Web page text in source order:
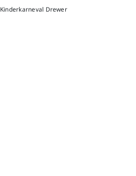
Kinderkarneval Drewer